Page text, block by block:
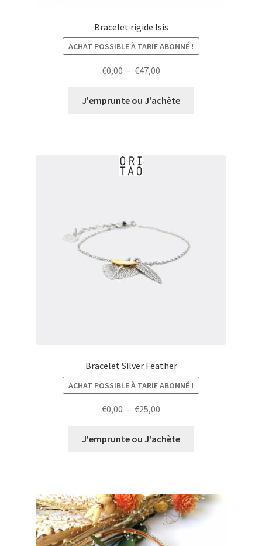
Bracelet rigide Isis
ACHAT POSSIBLE À TARIF ABONNÉ !
€0,00 – €47,00
prix :
J'emprunte ou J'achète
Bracelet Silver Feather
ACHAT POSSIBLE À TARIF ABONNÉ !
€0,00 – €25,00
prix :
J'emprunte ou J'achète